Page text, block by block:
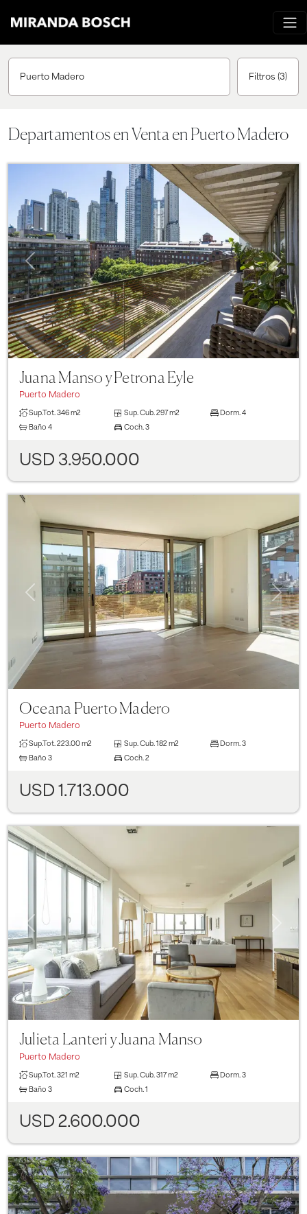
Puerto Madero Filtros (3)
Departamentos en Venta en Puerto Madero
Previous Next
Juana Manso y Petrona Eyle
Puerto Madero
Sup.Tot. 346 m2 Sup. Cub. 297 m2 Dorm. 4
Baño 4 Coch. 3
USD 3.950.000
Previous Next
Oceana Puerto Madero
Puerto Madero
Sup.Tot.223.00 m2 Sup. Cub. 182 m2 Dorm. 3
Baño 3 Coch. 2
USD 1.713.000
Previous
Julieta Lanteri y Juana Manso
Puerto Madero
Sup.Tot. 321 m2 Sup. Cub. 317 m2 Dorm. 3
Baño 3 Coch. 1
USD 2.600.000